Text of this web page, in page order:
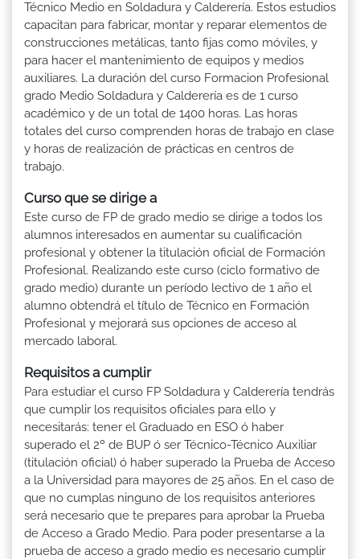
Técnico Medio en Soldadura y Calderería. Estos estudios
capacitan para fabricar, montar y reparar elementos de
construcciones metálicas, tanto fijas como móviles, y
para hacer el mantenimiento de equipos y medios
auxiliares. La duración del curso Formacion Profesional
grado Medio Soldadura y Calderería es de 1 curso
académico y de un total de 1400 horas. Las horas
totales del curso comprenden horas de trabajo en clase
y horas de realización de prácticas en centros de
trabajo.
Curso que se dirige a
Este curso de FP de grado medio se dirige a todos los
alumnos interesados en aumentar su cualificación
profesional y obtener la titulación oficial de Formación
Profesional. Realizando este curso (ciclo formativo de
grado medio) durante un período lectivo de 1 año el
alumno obtendrá el título de Técnico en Formación
Profesional y mejorará sus opciones de acceso al
mercado laboral.
Requisitos a cumplir
Para estudiar el curso FP Soldadura y Calderería tendrás
que cumplir los requisitos oficiales para ello y
necesitarás: tener el Graduado en ESO ó haber
superado el 2º de BUP ó ser Técnico-Técnico Auxiliar
(titulación oficial) ó haber superado la Prueba de Acceso
a la Universidad para mayores de 25 años. En el caso de
que no cumplas ninguno de los requisitos anteriores
será necesario que te prepares para aprobar la Prueba
de Acceso a Grado Medio. Para poder presentarse a la
prueba de acceso a grado medio es necesario cumplir